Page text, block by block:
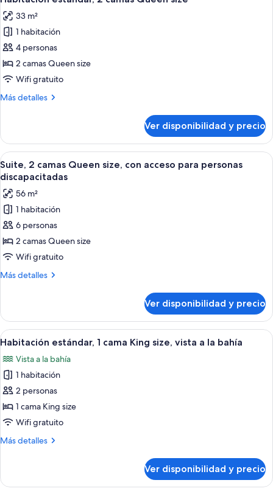
todas
las
fotos
de
Habitación
estándar,
camas
33 m²
1 habitación
4 personas
2 camas Queen size
Wifi gratuito
Más detalles
Más
estándar,
camas
Queen
Ver disponibilidad y precio
Ver
todas
las
fotos
de
Suite,
2
camas
Queen
acceso
para
personas
discapacitadas
Un baño con bañera, ducha, barras
8
Suite, 2 camas Queen size, con acceso para personas
discapacitadas
56 m²
1 habitación
6 personas
2 camas Queen size
Wifi gratuito
Más detalles
Más
2
camas
Queen
con
acceso
para
personas
discapacitadas
Ver disponibilidad y precio
Ver
todas
las
fotos
de
Habitación
estándar,
cama
vista
Habitación de hotel con una cama
8
Habitación estándar, 1 cama King size, vista a la bahía
Vista a la bahía
1 habitación
2 personas
1 cama King size
Wifi gratuito
Más detalles
Más
estándar,
Ver disponibilidad y precio